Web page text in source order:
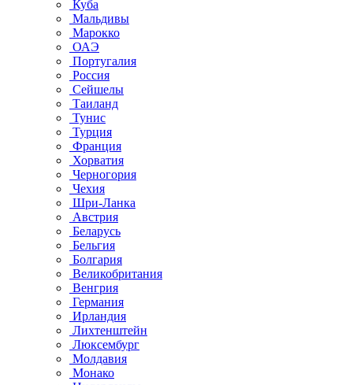
Куба
Мальдивы
Марокко
ОАЭ
Португалия
Россия
Сейшелы
Таиланд
Тунис
Турция
Франция
Хорватия
Черногория
Чехия
Шри-Ланка
Австрия
Беларусь
Бельгия
Болгария
Великобритания
Венгрия
Германия
Ирландия
Лихтенштейн
Люксембург
Молдавия
Монако